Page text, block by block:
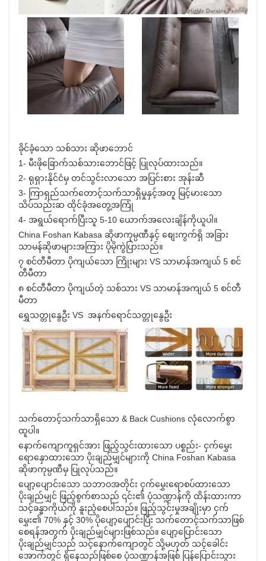
ခိုင်ခံ့သော သစ်သား ဆိုဖာဘောင်
1- မီးဖိုခြောက်သစ်သားဘောင်ဖြင့် ပြုလုပ်ထားသည်။
2- ရုရှားနိုင်ငံမှ တင်သွင်းလာသော အပြင်းစား အုန်းဆီ
3- ကြာရှည်သက်တောင့်သက်သာရှိမှုနှင့်အတူ မြင့်မားသော
သိပ်သည်းဆ ထိုင်ခုံအတွေ့အကြုံ
4- အရွယ်ရောက်ပြီးသူ 5-10 ယောက်အလေးချိန်ကိုယူပါ။
China Foshan Kabasa ဆိုဖာကုမ္ပဏီနှင့် စျေးကွက်ရှိ အခြား
သာမန်ဆိုဖာများအကြား ပိုမိုကွဲပြားသည်။
၇ စင်တီမီတာ ပိုကျယ်သော ကြိုးများ VS သာမာန်အကျယ် 5 စင်
တီမီတာ
၈ စင်တီမီတာ ပိုကျယ်တဲ့ သစ်သား VS သာမာန်အကျယ် 5 စင်တီ
မီတာ
ရွှေသတ္တုနွေဦး VS အနက်ရောင်သတ္တုနွေဦး
သက်တောင့်သက်သာရှိသော & Back Cushions လုံလောက်စွာ
ထူပါ။
နောက်ကျောကူရှင်အား ဖြည့်သွင်းထားသော ပစ္စည်း- ငှက်မွှေး
ရောနှောထားသော ပိုးချည်မျှင်များကို China Foshan Kabasa
ဆိုဖာကုမ္ပဏီမှ ပြုလုပ်သည်။
ပျော့ပျောင်းသော သဘာဝအတိုင်း ငှက်မွှေးရောစပ်ထားသော
ပိုးချည်မျှင် ဖြည့်စွက်စာသည် ၎င်း၏ ပုံသဏ္ဍာန်ကို ထိန်းထားကာ
သင့်ခန္ဓာကိုယ်ကို နူးညံ့စေပါသည်။ ဖြည့်သွင်းမှုအချိုးမှာ ငှက်
မွှေး၏ 70% နှင့် 30% ပိုပျော့ပျောင်းပြီး သက်တောင့်သက်သာဖြစ်
စေရန်အတွက် ပိုးချည်မျှင်များဖြစ်သည်။ ပျော့ပြောင်းသော
ပိုးချည်မျှင်သည် သင့်နောက်ကျောတွင် သို့မဟုတ် သင့်ခေါင်း
အောက်တွင် ရှိနေသည်ဖြစ်စေ ပုံသဏ္ဍာန်အဖြစ် ပြန်ပြောင်းသွား